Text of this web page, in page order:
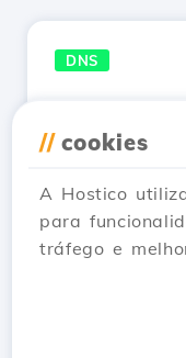
DNS
Windows
Descubra
Windows com
desempenho
// cookies
A Hostico
para
tráfego e